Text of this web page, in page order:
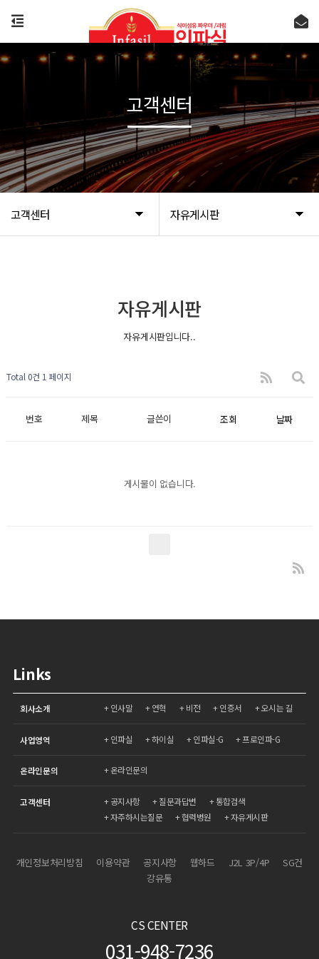
고객센터 자유게시판
고객센터
자유게시판
자유게시판입니다..
Total 0건 1 페이지
번호 제목 글쓴이 조회 날짜
게시물이 없습니다.
Links
회사소개 인사말 연혁 비전 인증서 오시는 길
사업영역 인파실 하이실 인파실-G 프로인파-G
온라인문의 온라인문의
고객센터 공지사항 질문과답변
통합검색
자주하시는질문
협력병원 자유게시판
개인정보처리방침 이용약관 공지사항 웹하드 J2L 3P/4P
SG건
강유통
CS CENTER
031-948-7236